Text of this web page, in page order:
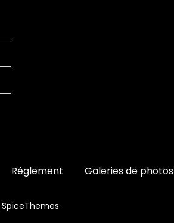
Réglement Galeries de photos
SpiceThemes